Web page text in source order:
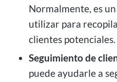
Normalmente, es
utilizar para
clientes potenciales.
Seguimiento de
puede ayudarle a